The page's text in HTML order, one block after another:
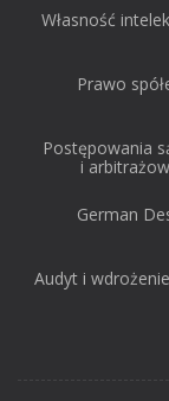
Własność
Prawo
Postępowania
i
German
Audyt i